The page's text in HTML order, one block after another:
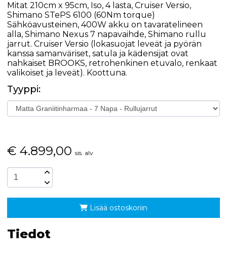
Mitat 210cm x 95cm, Iso, 4 lasta, Cruiser Versio,
Shimano STePS 6100 (60Nm torque)
Sähköavusteinen, 400W akku on tavaratelineen
alla, Shimano Nexus 7 napavaihde, Shimano rullu
jarrut. Cruiser Versio (lokasuojat leveät ja pyörän
kanssa samanväriset, satula ja kädensijat ovat
nahkaiset BROOKS, retrohenkinen etuvalo, renkaat
valikoiset ja leveät). Koottuna.
Tyyppi:
€ 4.899,00 sis. alv
Lisää ostoskoriin
Tiedot